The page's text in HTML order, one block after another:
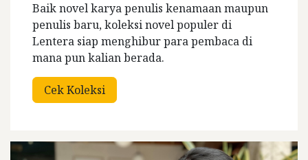
Baik novel karya penulis kenamaan maupun
penulis baru, koleksi novel populer di
Lentera siap menghibur para pembaca di
mana pun kalian berada.
Cek Koleksi